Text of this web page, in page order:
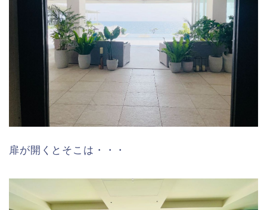
扉が開くとそこは・・・